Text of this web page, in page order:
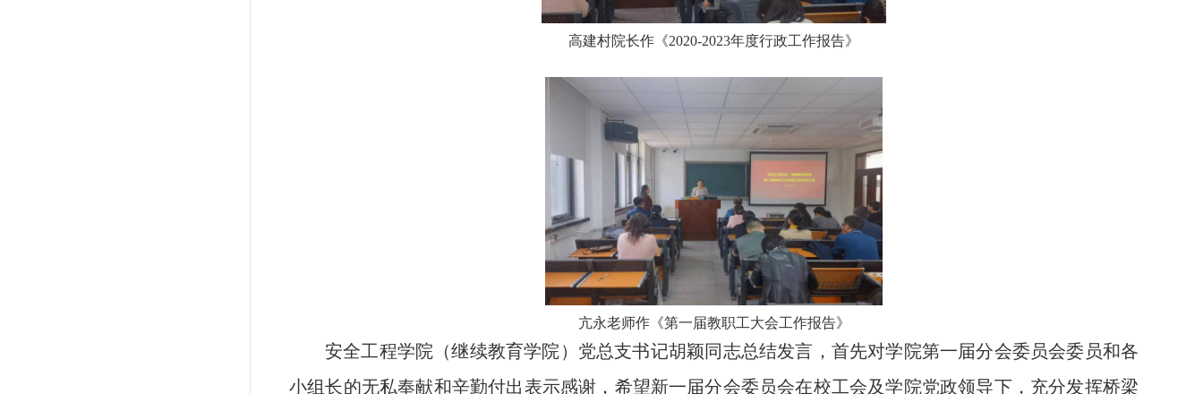
高建村院长作《2020-2023年度行政工作报告》
亢永老师作《第一届教职工大会工作报告》
安全工程学院（继续教育学院）党总支书记胡颖同志总结发言，首先对学院第一届分会委员会委员和各
小组长的无私奉献和辛勤付出表示感谢，希望新一届分会委员会在校工会及学院党政领导下，充分发挥桥梁